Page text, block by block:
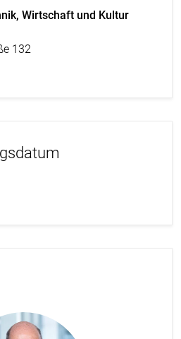
Wirtschaft und Kultur
132